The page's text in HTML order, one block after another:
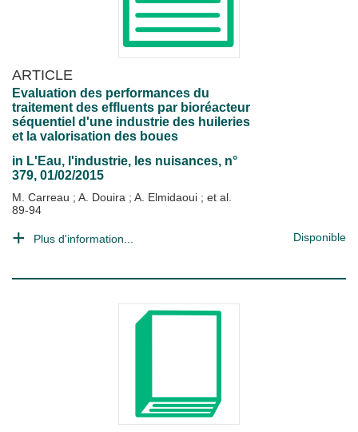
ARTICLE
Evaluation des performances du
traitement des effluents par bioréacteur
séquentiel d'une industrie des huileries
et la valorisation des boues
in L'Eau, l'industrie, les nuisances, n°
379, 01/02/2015
M. Carreau ; A. Douira ; A. Elmidaoui ; et al.
89-94
Plus d'information... Disponible